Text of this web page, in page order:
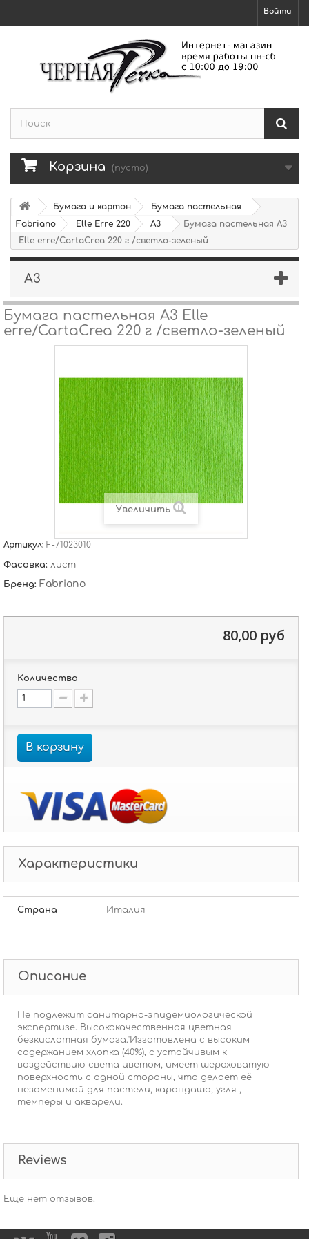
Войти
Корзина (пусто)
Бумага и картон
Бумага пастельная
Fabriano
Elle Erre 220 А3
Бумага пастельная А3
Elle erre/CartaCrea 220 г /светло-зеленый
А3
Бумага пастельная А3 Elle
erre/CartaCrea 220 г /светло-зеленый
Увеличить
Артикул: F-71023010
Фасовка: лист
Бренд: Fabriano
80,00 руб
Количество
В корзину
Характеристики
Страна Италия
Описание
Не подлежит санитарно-эпидемиологической
экспертизе. Высококачественная цветная
безкислотная бумага.'Изготовлена с высоким
содержанием хлопка (40%), с устойчивым к
воздействию света цветом, имеет шероховатую
поверхность с одной стороны, что делает её
незаменимой для пастели, карандаша, угля ,
темперы и акварели.
Reviews
Еще нет отзывов.